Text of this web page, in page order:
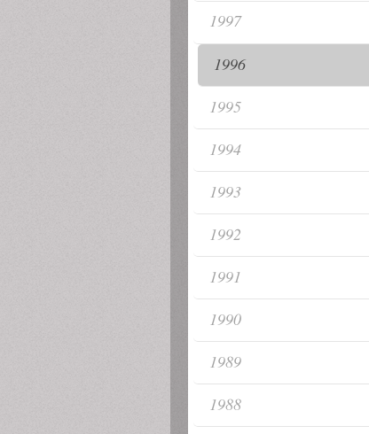
1997
1996
1995
1994
1993
1992
1991
1990
1989
1988